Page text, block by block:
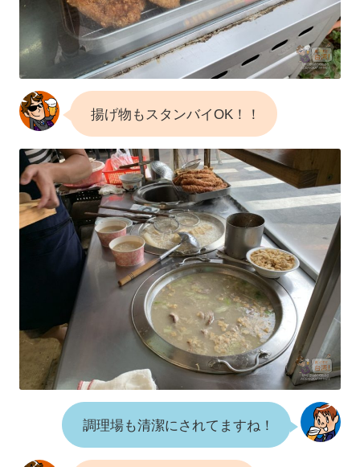
揚げ物もスタンバイOK！！
調理場も清潔にされてますね！